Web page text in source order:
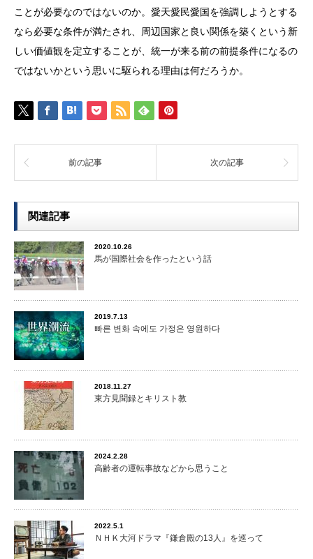
ことが必要なのではないのか。愛天愛民愛国を強調しようとする
なら必要な条件が満たされ、周辺国家と良い関係を築くという新
しい価値観を定立することが、統一が来る前の前提条件になるの
ではないかという思いに駆られる理由は何だろうか。
前の記事 次の記事
関連記事
2020.10.26
馬が国際社会を作ったという話
2019.7.13
빠른 변화 속에도 가정은 영원하다
2018.11.27
東方見聞録とキリスト教
2024.2.28
高齢者の運転事故などから思うこと
2022.5.1
ＮＨＫ大河ドラマ『鎌倉殿の13人』を巡って